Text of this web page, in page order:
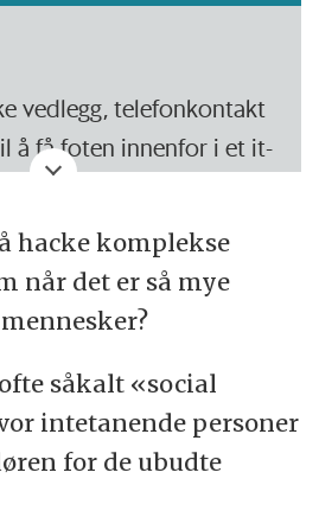
vedlegg, telefonkontakt
å få foten innenfor i et it-
.
å lure mennesker i
hacke komplekse
når det er så mye
såkalt «social
intetanende personer
for de ubudte